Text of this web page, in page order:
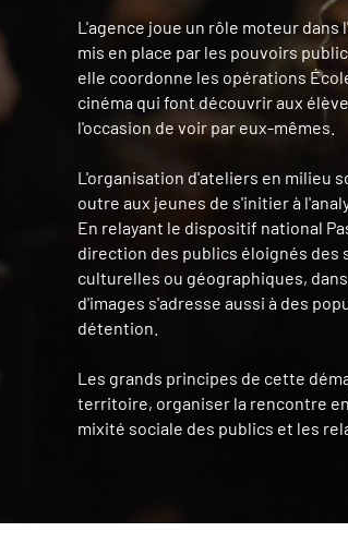
L'agence joue un rôle moteur
mis en place par les pouvoirs
elle coordonne les opérations
cinéma qui font découvrir aux
l'occasion de voir par eux-mêmes.
L'organisation d'ateliers en milieu
outre aux jeunes de s'initier à
En relayant le dispositif national
direction des publics éloignés des
culturelles ou géographiques,
d'images s'adresse aussi à des
détention.
Les grands principes de cette
territoire, organiser la rencontre
mixité sociale des publics et les